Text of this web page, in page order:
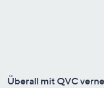
Überall mit QVC